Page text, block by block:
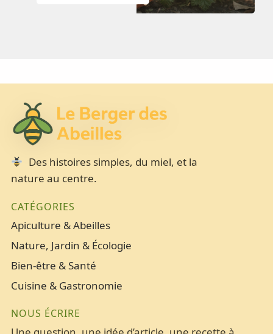
Des histoires simples, du miel, et la
nature au centre.
CATÉGORIES
Apiculture & Abeilles
Nature, Jardin & Écologie
Bien-être & Santé
Cuisine & Gastronomie
NOUS ÉCRIRE